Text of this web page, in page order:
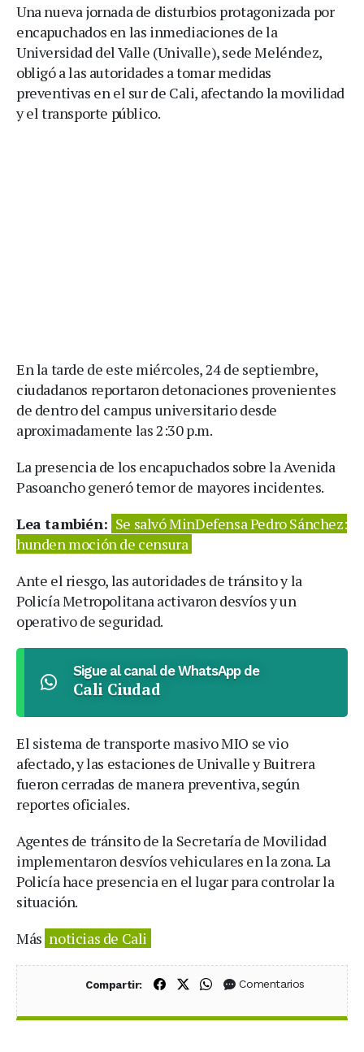
Una nueva jornada de disturbios protagonizada por
encapuchados en las inmediaciones de la
Universidad del Valle (Univalle), sede Meléndez,
obligó a las autoridades a tomar medidas
preventivas en el sur de Cali, afectando la movilidad
y el transporte público.
En la tarde de este miércoles, 24 de septiembre,
ciudadanos reportaron detonaciones provenientes
de dentro del campus universitario desde
aproximadamente las 2:30 p.m.
La presencia de los encapuchados sobre la Avenida
Pasoancho generó temor de mayores incidentes.
Lea también: Se salvó MinDefensa Pedro Sánchez:
hunden moción de censura
Ante el riesgo, las autoridades de tránsito y la
Policía Metropolitana activaron desvíos y un
operativo de seguridad.
Sigue al canal de WhatsApp de
Cali Ciudad
El sistema de transporte masivo MIO se vio
afectado, y las estaciones de Univalle y Buitrera
fueron cerradas de manera preventiva, según
reportes oficiales.
Agentes de tránsito de la Secretaría de Movilidad
implementaron desvíos vehiculares en la zona. La
Policía hace presencia en el lugar para controlar la
situación.
Más noticias de Cali
Compartir: Compartir en Facebook
Compartir en X (Twitter)
Compartir en WhatsApp
Comentarios